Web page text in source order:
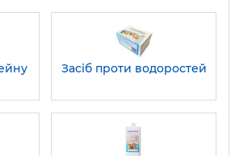
Засіб проти водоростей